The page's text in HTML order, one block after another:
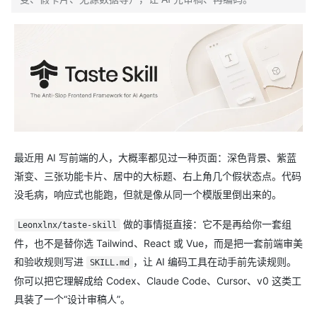
最近用 AI 写前端的人，大概率都见过一种页面：深色背景、紫蓝
渐变、三张功能卡片、居中的大标题、右上角几个假状态点。代码
没毛病，响应式也能跑，但就是像从同一个模版里倒出来的。
Leonxlnx/taste-skill
做的事情挺直接：它不是再给你一套组
件，也不是替你选 Tailwind、React 或 Vue，而是把一套前端审美
和验收规则写进
SKILL.md
，让 AI 编码工具在动手前先读规则。
你可以把它理解成给 Codex、Claude Code、Cursor、v0 这类工
具装了一个“设计审稿人”。